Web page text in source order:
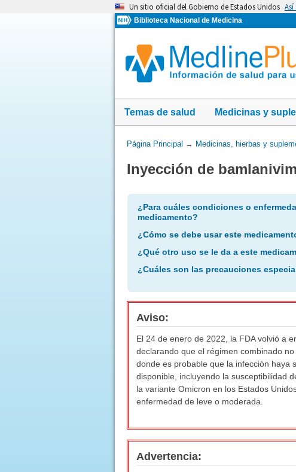
Un sitio oficial del Gobierno de Estados Unidos
Biblioteca Nacional de Medicina
Temas de salud Medicinas y
Usted
aquí:
Página Principal → Medicinas, hierbas y
Inyección de
¿Para cuáles condiciones o
medicamento?
¿Cómo se debe usar este
¿Qué otro uso se le da a este
¿Cuáles son las precauciones
Aviso:
El 24 de enero de 2022, la FDA volvió a
declarando que el régimen combinado
donde es probable que la infección haya
disponible, incluyendo la susceptibilidad
la variante Omicron en los Estados
enfermedad de leve o moderada.
Advertencia: